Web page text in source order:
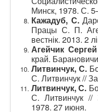
Минск, 1978. С.
Кажадуб, С.
Працы С. П.
вестнік. 2013. 2
Агейчик
край.
Литвинчук, С.
С. Литвинчук //
Литвинчук, С.
С. Литвинчук //
1978. 27 июня.